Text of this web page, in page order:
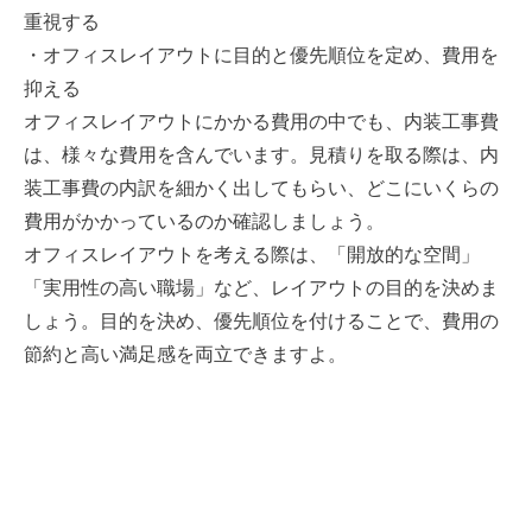
重視する
・オフィスレイアウトに目的と優先順位を定め、費用を
抑える
オフィスレイアウトにかかる費用の中でも、内装工事費
は、様々な費用を含んでいます。見積りを取る際は、内
装工事費の内訳を細かく出してもらい、どこにいくらの
費用がかかっているのか確認しましょう。
オフィスレイアウトを考える際は、「開放的な空間」
「実用性の高い職場」など、レイアウトの目的を決めま
しょう。目的を決め、優先順位を付けることで、費用の
節約と高い満足感を両立できますよ。